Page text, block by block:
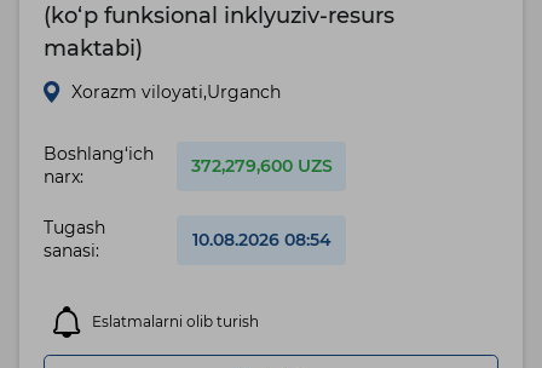
(ko‘p funksional inklyuziv-resurs
maktabi)
Xorazm viloyati,Urganch
Boshlang‘ich
narx:
372,279,600 UZS
Tugash
sanasi:
10.08.2026 08:54
Eslatmalarni olib turish